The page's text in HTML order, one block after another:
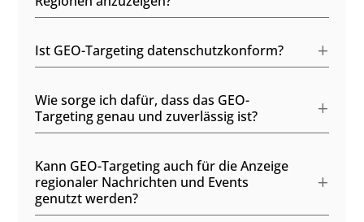
Ist GEO-Targeting datenschutzkonform?
Wie sorge ich dafür, dass das GEO-
Targeting genau und zuverlässig ist?
Kann GEO-Targeting auch für die Anzeige
regionaler Nachrichten und Events
genutzt werden?